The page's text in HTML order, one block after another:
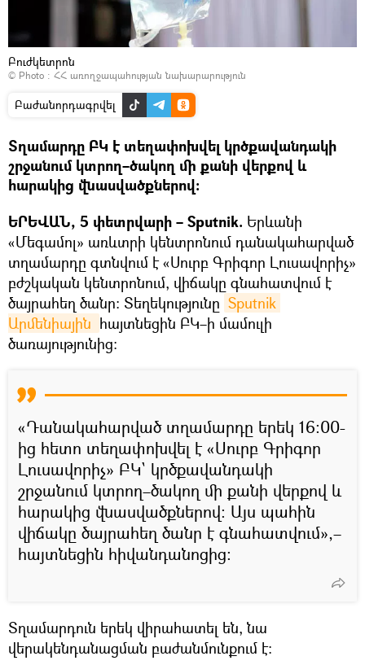
Բուժկետրոն
© Photo : ՀՀ առողջապահության նախարարություն
Բաժանորդագրվել
Տղամարդը ԲԿ է տեղափոխվել կրծքավանդակի
շրջանում կտրող–ծակող մի քանի վերքով և
հարակից վնասվածքներով։
ԵՐԵՎԱՆ, 5 փետրվարի – Sputnik. Երևանի
«Մեգամոլ» առևտրի կենտրոնում դանակահարված
տղամարդը գտնվում է «Սուրբ Գրիգոր Լուսավորիչ»
բժշկական կենտրոնում, վիճակը գնահատվում է
ծայրահեղ ծանր։ Տեղեկությունը Sputnik
Արմենիային հայտնեցին ԲԿ–ի մամուլի
ծառայությունից։
«Դանակահարված տղամարդը երեկ 16։00-
ից հետո տեղափոխվել է «Սուրբ Գրիգոր
Լուսավորիչ» ԲԿ` կրծքավանդակի
շրջանում կտրող–ծակող մի քանի վերքով և
հարակից վնասվածքներով։ Այս պահին
վիճակը ծայրահեղ ծանր է գնահատվում»,–
հայտնեցին հիվանդանոցից։
Տղամարդուն երեկ վիրահատել են, նա
վերակենդանացման բաժանմունքում է։